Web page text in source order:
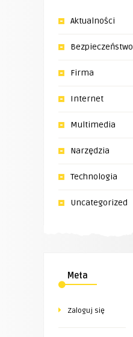
Aktualności
Bezpieczeństwo
Firma
Internet
Multimedia
Narzędzia
Technologia
Uncategorized
Meta
Zaloguj się